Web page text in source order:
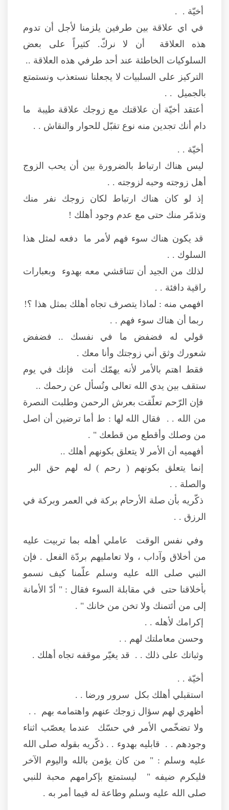
أخيّة . .
في اي علاقة بين طرفين يلزمنا لأجل أن تدوم
هذه العلاقة أن لا نركّ. كثيراً على بعض
السلوكيات الخاطئة عند أحد طرفي هذه العلاقة ..
التركيز على السلبيات لا يجعلنا نستعذب ونستمتع
بالجميل . .
أعتقد أخيّة أن علاقتك مع زوجك علاقة طيبة ما
دام أنك تجدين منه نوع تقبّل للحوار والنقاش . .
أخيّة . .
ليس هناك ارتباط بالضرورة بين أن يحب الزوج
أهل زوجته وحبه لزوجته . .
إذ لو كان هناك ارتباط لكان زوجك نفر منك
وتذمّر منك حتى مع عدم وجود أهلك !
قد يكون هناك سوء فهم لأمر ما دفعه لمثل هذا
السلوك . .
لذلك من الجيد أن تتناقشي معه بهدوء وبعبارات
راقية دافئة . .
افهمي منه : لماذا يتصرف تجاه أهلك بمثل هذا ؟!
ربما أن هناك سوء فهم . .
قولي له فضفض ما في نفسك .. فضفض
شعورك وثق أني زوجتك وأنا معك .
فقط اهتم بالأمر لأنه يهمّك أنت فإنك في يوم
ستقف بين يدي الله تعالى وتُسأل عن رحمك ..
فإن الرّحم تعلّقت بعرش الرحمن وطلبت النصرة
من الله . . فقال الله لها : ط أما ترضين أن اصل
من وصلك وأقطع من قطعك " .
أفهميه أن الأمر لا يتعلق بكونهم أهلك ..
إنما يتعلق بكونهم ( رحم ) له لهم حق البر
والصلة . .
ذكّريه بأن صلة الأرحام بركة في العمر وبركة في
الرزق . .
وفي نفس الوقت عاملي أهله بما تربيت عليه
من أخلاق وآداب ، ولا تعامليهم بردّة الفعل . فإن
النبي صلى الله عليه وسلم علّمنا كيف نسمو
بأخلاقنا حتى في مقابلة السوء فقال : " أدّ الأمانة
إلى من أئتمنك ولا تخن من خانك " .
إكرامك لأهله . .
وحسن معاملتك لهم . .
وثباتك على ذلك . . قد يغيّر موقفه تجاه أهلك .
أخيّة . .
استقبلي أهلك بكل سرور ورضا . .
أظهري لهم سؤال زوجك عنهم واهتمامه بهم . .
ولا تضخّمي الأمر في حسّك عندما يعصّب اثناء
وجودهم . . قابليه بهدوء . . ذكّريه بقوله صلى الله
عليه وسلم : " من كان يؤمن بالله واليوم الآخر
فليكرم ضيفه " ليستمتع بإكرامهم محبة للنبي
صلى الله عليه وسلم وطاعة له فيما أمر به .